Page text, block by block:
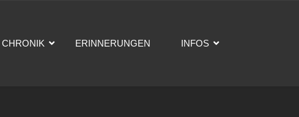
CHRONIK ERINNERUNGEN INFOS